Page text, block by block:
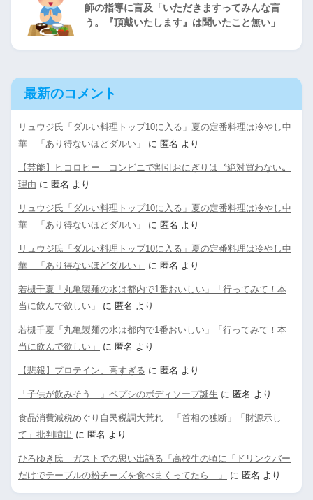
師の指導に言及「いただきますってみんな言
う。『頂戴いたします』は聞いたこと無い」
最新のコメント
リュウジ氏「ダルい料理トップ10に入る」夏の定番料理は冷やし中
華 「あり得ないほどダルい」
に 匿名 より
【芸能】ヒコロヒー コンビニで割引おにぎりは〝絶対買わない〟
理由 に 匿名 より
リュウジ氏「ダルい料理トップ10に入る」夏の定番料理は冷やし中
華 「あり得ないほどダルい」
に 匿名 より
リュウジ氏「ダルい料理トップ10に入る」夏の定番料理は冷やし中
華 「あり得ないほどダルい」
に 匿名 より
若槻千夏「丸亀製麺の水は都内で1番おいしい」「行ってみて！本
当に飲んで欲しい」
に 匿名 より
若槻千夏「丸亀製麺の水は都内で1番おいしい」「行ってみて！本
当に飲んで欲しい」
に 匿名 より
【悲報】プロテイン、高すぎる に 匿名 より
「子供が飲みそう…」ペプシのボディソープ誕生 に 匿名 より
食品消費減税めぐり自民税調大荒れ 「首相の独断」「財源示し
て」批判噴出 に 匿名 より
ひろゆき氏 ガストでの思い出語る「高校生の頃に「ドリンクバー
だけでテーブルの粉チーズを食べまくってたら…」
に 匿名 より